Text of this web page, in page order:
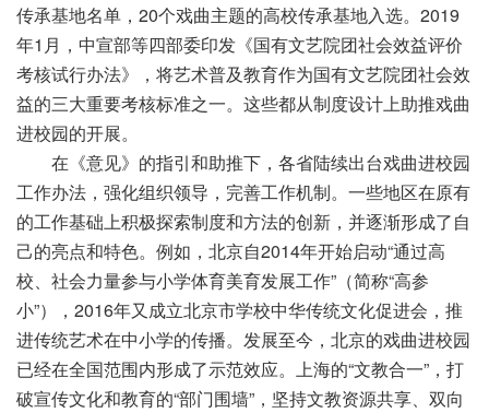
传承基地名单，20个戏曲主题的高校传承基地入选。2019
年1月，中宣部等四部委印发《国有文艺院团社会效益评价
考核试行办法》，将艺术普及教育作为国有文艺院团社会效
益的三大重要考核标准之一。这些都从制度设计上助推戏曲
进校园的开展。
在《意见》的指引和助推下，各省陆续出台戏曲进校园
工作办法，强化组织领导，完善工作机制。一些地区在原有
的工作基础上积极探索制度和方法的创新，并逐渐形成了自
己的亮点和特色。例如，北京自2014年开始启动“通过高
校、社会力量参与小学体育美育发展工作”（简称“高参
小”），2016年又成立北京市学校中华传统文化促进会，推
进传统艺术在中小学的传播。发展至今，北京的戏曲进校园
已经在全国范围内形成了示范效应。上海的“文教合一”，打
破宣传文化和教育的“部门围墙”，坚持文教资源共享、双向